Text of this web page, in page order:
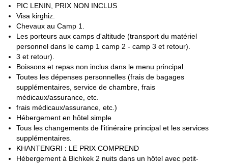
PIC LENIN, PRIX NON INCLUS
Visa kirghiz.
Chevaux au Camp 1.
Les porteurs aux camps d'altitude (transport du matériel
personnel dans le camp 1 camp 2 - camp 3 et retour).
3 et retour).
Boissons et repas non inclus dans le menu principal.
Toutes les dépenses personnelles (frais de bagages
supplémentaires, service de chambre, frais
médicaux/assurance, etc.
frais médicaux/assurance, etc.)
Hébergement en hôtel simple
Tous les changements de l'itinéraire principal et les services
supplémentaires.
KHANTENGRI : LE PRIX COMPREND
Hébergement à Bichkek 2 nuits dans un hôtel avec petit-